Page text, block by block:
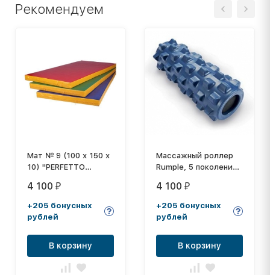
Рекомендуем
Мат № 9 (100 х 150 х
10) "PERFETTO
4 100 ₽
+205 бонусных
рублей
В корзину
Массажный роллер
Rumple, 5 поколение
4 100 ₽
+205 бонусных
рублей
В корзину